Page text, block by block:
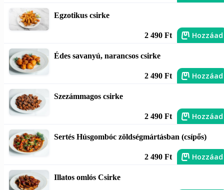
Egzotikus csirke
2 490 Ft Hozzáad
Édes savanyú, narancsos csirke
2 490 Ft Hozzáad
Szezámmagos csirke
2 490 Ft Hozzáad
Sertés Húsgombóc zöldségmártásban (csípős)
2 490 Ft Hozzáad
Illatos omlós Csirke